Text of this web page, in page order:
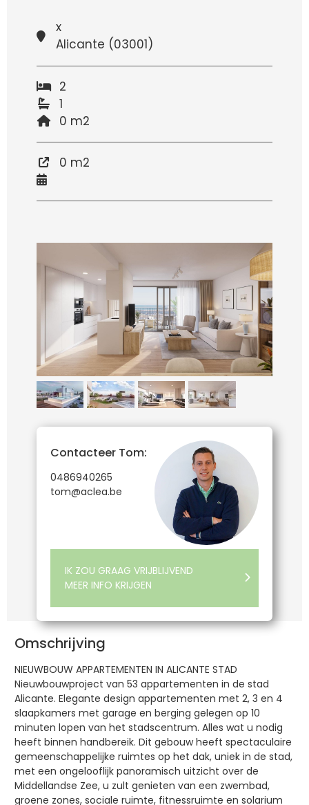
x
Alicante (03001)
2
1
0 m2
0 m2
Contacteer Tom:
0486940265
tom@aclea.be
IK ZOU GRAAG VRIJBLIJVEND
MEER INFO KRIJGEN
Omschrijving
NIEUWBOUW APPARTEMENTEN IN ALICANTE STAD
Nieuwbouwproject van 53 appartementen in de stad
Alicante. Elegante design appartementen met 2, 3 en 4
slaapkamers met garage en berging gelegen op 10
minuten lopen van het stadscentrum. Alles wat u nodig
heeft binnen handbereik. Dit gebouw heeft spectaculaire
gemeenschappelijke ruimtes op het dak, uniek in de stad,
met een ongelooflijk panoramisch uitzicht over de
Middellandse Zee, u zult genieten van een zwembad,
groene zones, sociale ruimte, fitnessruimte en solarium